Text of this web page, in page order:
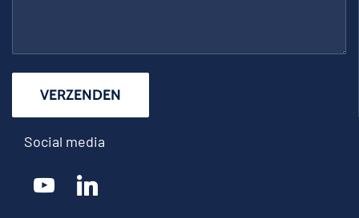
Social media
youtube linkedin